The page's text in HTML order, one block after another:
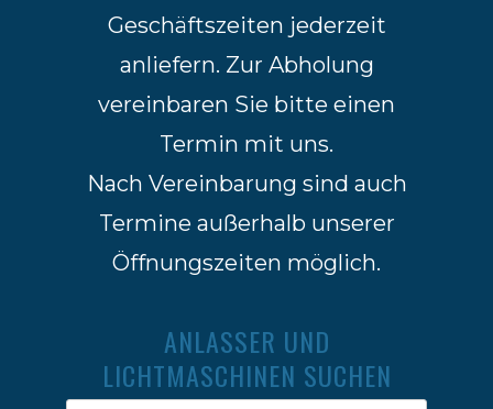
Geschäftszeiten jederzeit
anliefern. Zur Abholung
vereinbaren Sie bitte einen
Termin mit uns.
Nach Vereinbarung sind auch
Termine außerhalb unserer
Öffnungszeiten möglich.
ANLASSER UND
LICHTMASCHINEN SUCHEN